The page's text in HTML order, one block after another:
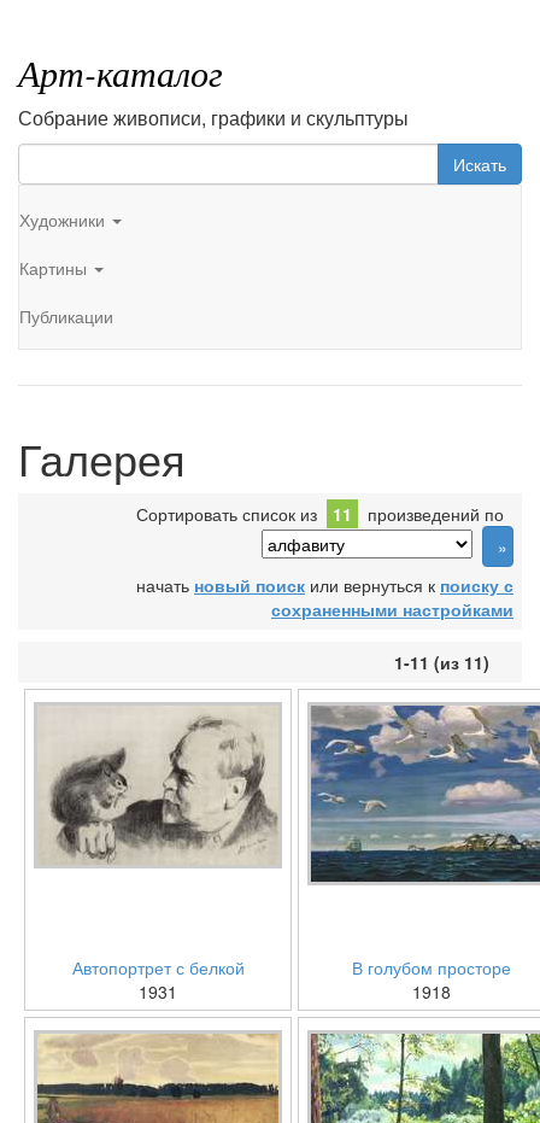
Арт-каталог
Собрание живописи, графики и скульптуры
Искать
Художники
Картины
Публикации
Галерея
Сортировать список из 11 произведений по
начать новый поиск или вернуться к поиску с
сохраненными настройками
1-11 (из 11)
Автопортрет с белкой
1931
В голубом просторе
1918